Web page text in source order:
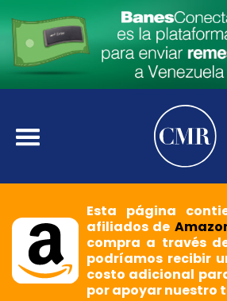
Esta página
afiliados de
compra a través
podríamos recibir
costo adicional
por apoyar nuestro